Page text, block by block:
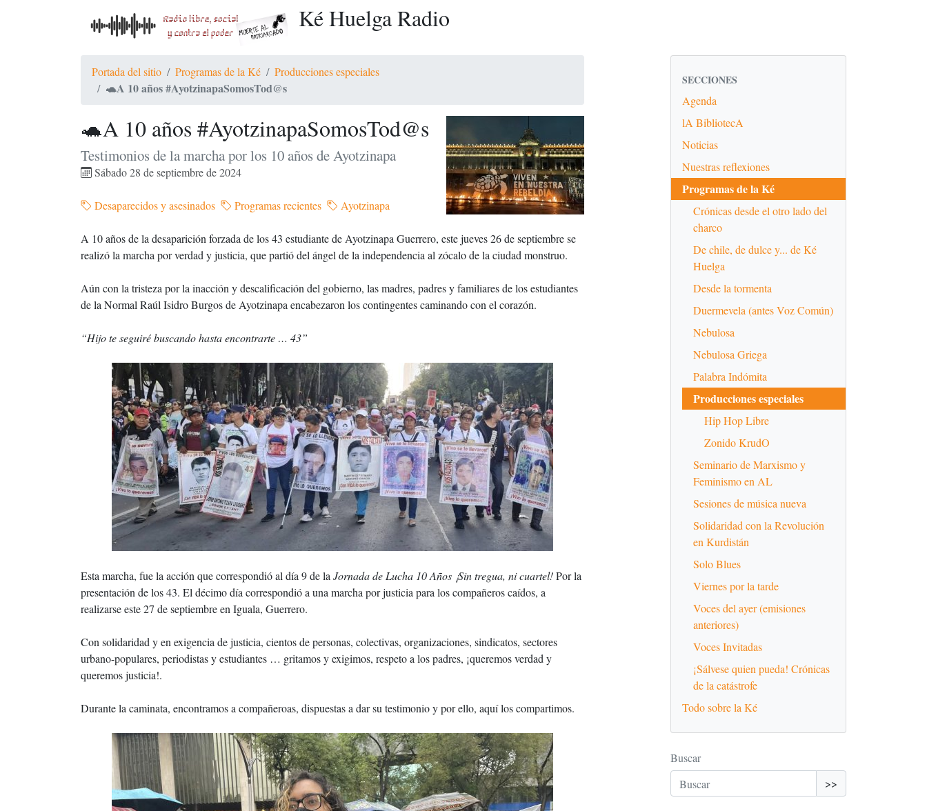
Ké Huelga Radio
Portada del sitio Programas de la Ké Producciones especiales
🐢A 10 años #AyotzinapaSomosTod@s
🐢A 10 años #AyotzinapaSomosTod@s
Testimonios de la marcha por los 10 años de Ayotzinapa
Sábado 28 de septiembre de 2024
Desaparecidos y asesinados Programas recientes Ayotzinapa
A 10 años de la desaparición forzada de los 43 estudiante de Ayotzinapa Guerrero, este jueves 26 de septiembre se
realizó la marcha por verdad y justicia, que partió del ángel de la independencia al zócalo de la ciudad monstruo.
Aún con la tristeza por la inacción y descalificación del gobierno, las madres, padres y familiares de los estudiantes
de la Normal Raúl Isidro Burgos de Ayotzinapa encabezaron los contingentes caminando con el corazón.
“Hijo te seguiré buscando hasta encontrarte … 43”
Esta marcha, fue la acción que correspondió al día 9 de la Jornada de Lucha 10 Años ¡Sin tregua, ni cuartel!Por la
presentación de los 43. El décimo día correspondió a una marcha por justicia para los compañeros caídos, a
realizarse este 27 de septiembre en Iguala, Guerrero.
Con solidaridad y en exigencia de justicia, cientos de personas, colectivas, organizaciones, sindicatos, sectores
urbano-populares, periodistas y estudiantes … gritamos y exigimos, respeto a los padres, ¡queremos verdad y
queremos justicia!.
Durante la caminata, encontramos a compañeroas, dispuestas a dar su testimonio y por ello, aquí los compartimos.
SECCIONES
Agenda
lA BibliotecA
Noticias
Nuestras reflexiones
Programas de la Ké
Crónicas desde el otro lado del
charco
De chile, de dulce y... de Ké
Huelga
Desde la tormenta
Duermevela (antes Voz Común)
Nebulosa
Nebulosa Griega
Palabra Indómita
Producciones especiales
Hip Hop Libre
Zonido KrudO
Seminario de Marxismo y
Feminismo en AL
Sesiones de música nueva
Solidaridad con la Revolución
en Kurdistán
Solo Blues
Viernes por la tarde
Voces del ayer (emisiones
anteriores)
Voces Invitadas
¡Sálvese quien pueda! Crónicas
de la catástrofe
Todo sobre la Ké
Buscar
>>